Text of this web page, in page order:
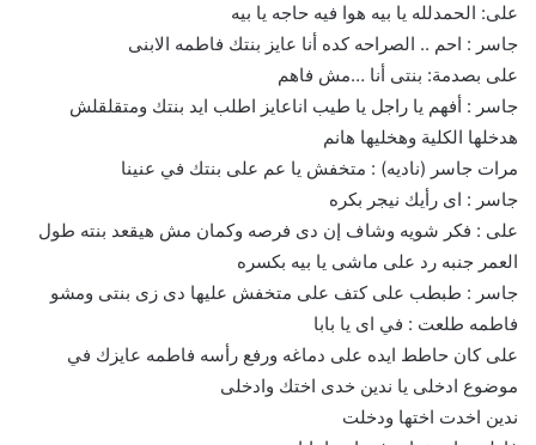
على: الحمدلله يا بيه هوا فيه حاجه يا بيه
جاسر : احم .. الصراحه كده أنا عايز بنتك فاطمه الابنى
على بصدمة: بنتى أنا …مش فاهم
جاسر : أفهم يا راجل يا طيب اناعايز اطلب ايد بنتك ومتقلقلش
هدخلها الكلية وهخليها هانم
مرات جاسر (ناديه) : متخفش يا عم على بنتك في عنينا
جاسر : اى رأيك نيجر بكره
على : فكر شويه وشاف إن دى فرصه وكمان مش هيقعد بنته طول
العمر جنبه رد على ماشى يا بيه بكسره
جاسر : طبطب على كتف على متخفش عليها دى زى بنتى ومشو
فاطمه طلعت : في اى يا بابا
على كان حاطط ايده على دماغه ورفع رأسه فاطمه عايزك في
موضوع ادخلى يا ندين خدى اختك وادخلى
ندين اخدت اختها ودخلت